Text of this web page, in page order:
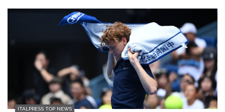
ITALPRESS TOP NEWS